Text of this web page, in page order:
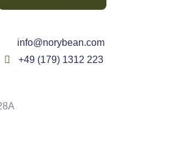
info@norybean.com
+49 (179) 1312 223